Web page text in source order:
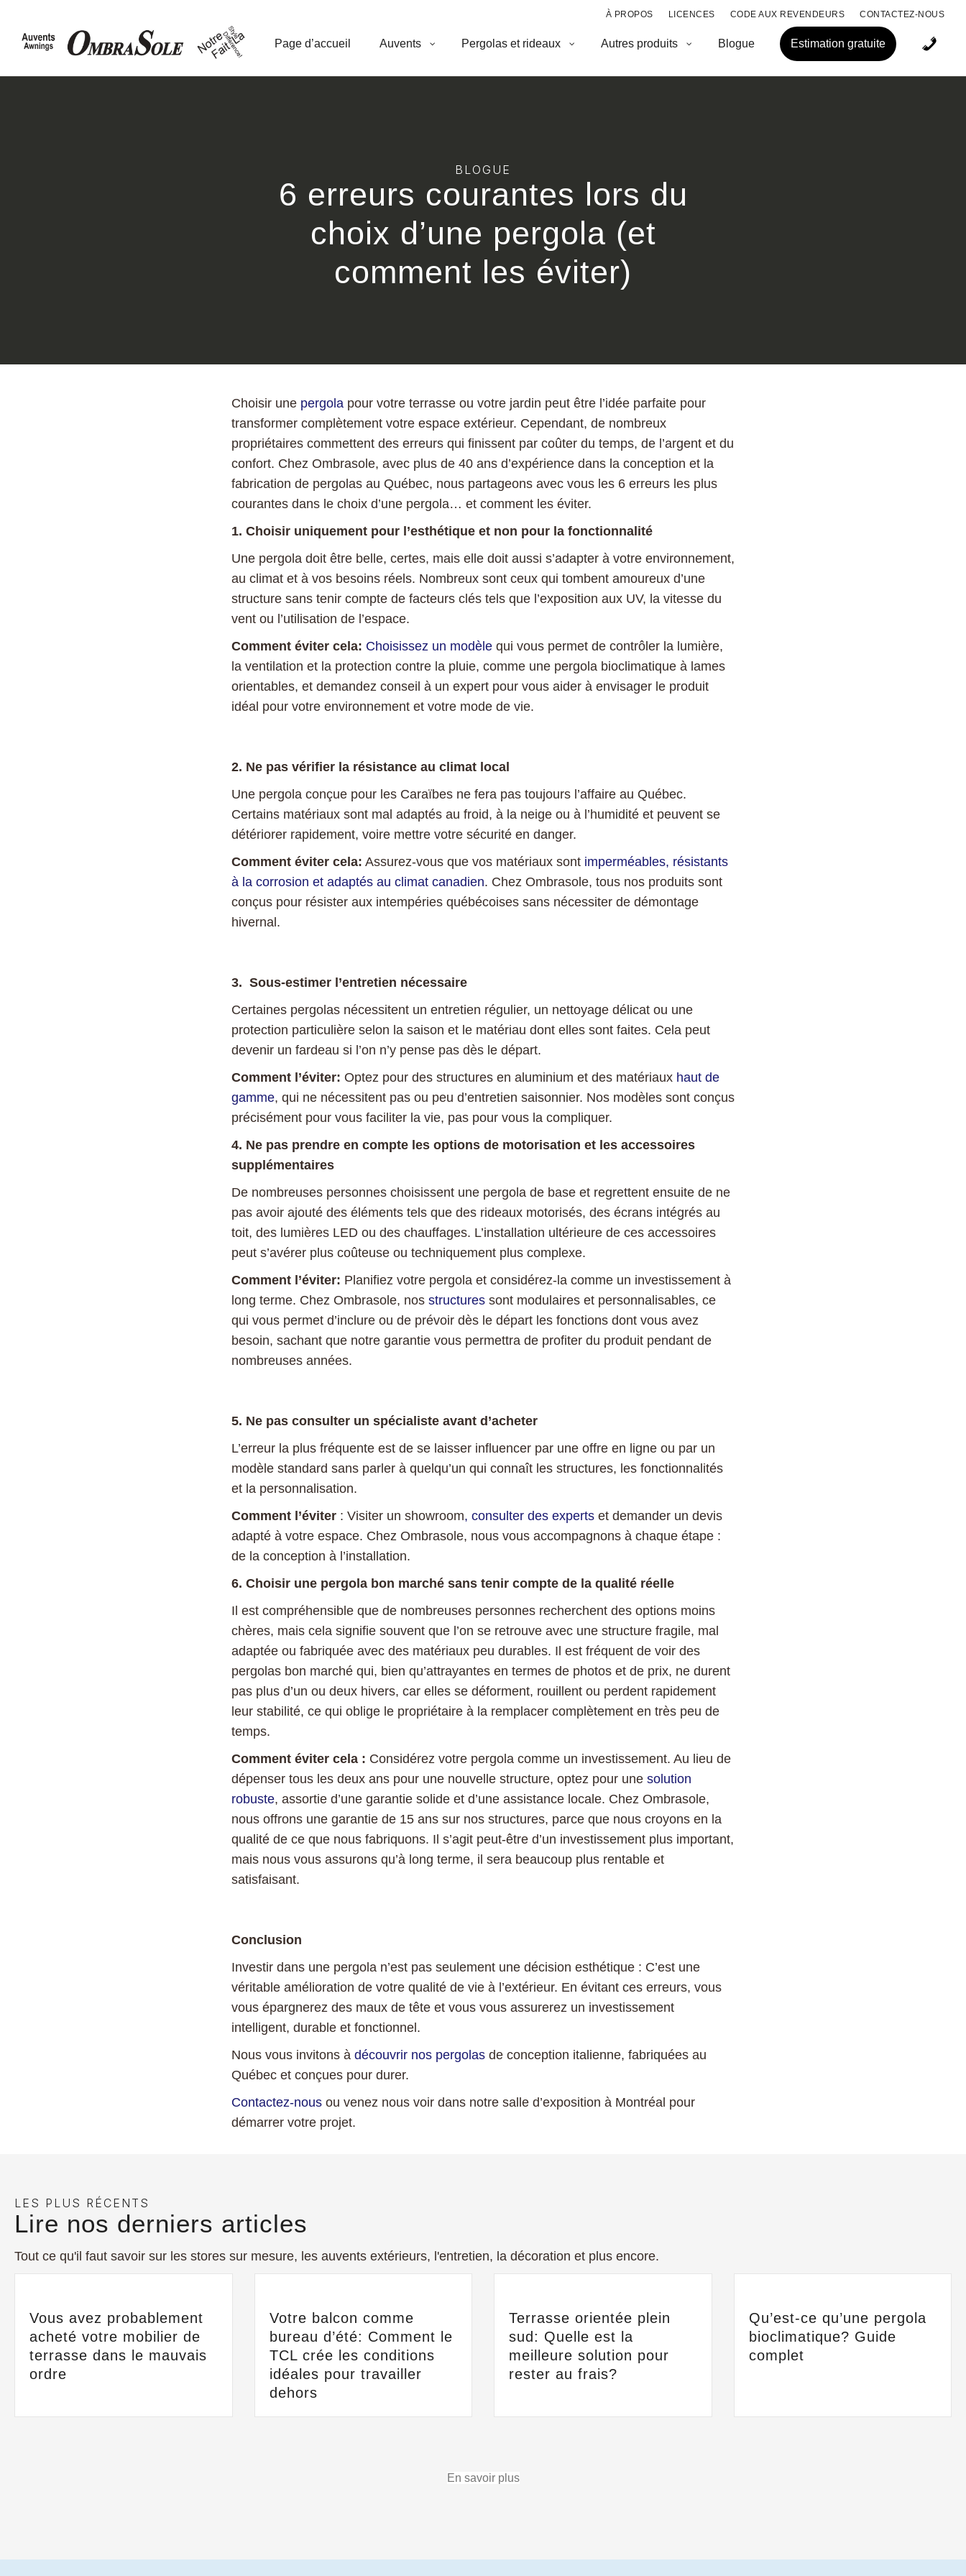
À PROPOS LICENCES CODE AUX REVENDEURS CONTACTEZ-NOUS
Page d’accueil Auvents Pergolas et rideaux Autres produits Blogue Estimation gratuite
BLOGUE
6 erreurs courantes lors du
choix d’une pergola (et
comment les éviter)
Choisir une pergola pour votre terrasse ou votre jardin peut être l’idée parfaite pour
transformer complètement votre espace extérieur. Cependant, de nombreux
propriétaires commettent des erreurs qui finissent par coûter du temps, de l’argent et du
confort. Chez Ombrasole, avec plus de 40 ans d’expérience dans la conception et la
fabrication de pergolas au Québec, nous partageons avec vous les 6 erreurs les plus
courantes dans le choix d’une pergola… et comment les éviter.
1. Choisir uniquement pour l’esthétique et non pour la fonctionnalité
Une pergola doit être belle, certes, mais elle doit aussi s’adapter à votre environnement,
au climat et à vos besoins réels. Nombreux sont ceux qui tombent amoureux d’une
structure sans tenir compte de facteurs clés tels que l’exposition aux UV, la vitesse du
vent ou l’utilisation de l’espace.
Comment éviter cela: Choisissez un modèle qui vous permet de contrôler la lumière,
la ventilation et la protection contre la pluie, comme une pergola bioclimatique à lames
orientables, et demandez conseil à un expert pour vous aider à envisager le produit
idéal pour votre environnement et votre mode de vie.
2. Ne pas vérifier la résistance au climat local
Une pergola conçue pour les Caraïbes ne fera pas toujours l’affaire au Québec.
Certains matériaux sont mal adaptés au froid, à la neige ou à l’humidité et peuvent se
détériorer rapidement, voire mettre votre sécurité en danger.
Comment éviter cela: Assurez-vous que vos matériaux sont imperméables, résistants
à la corrosion et adaptés au climat canadien. Chez Ombrasole, tous nos produits sont
conçus pour résister aux intempéries québécoises sans nécessiter de démontage
hivernal.
3. Sous-estimer l’entretien nécessaire
Certaines pergolas nécessitent un entretien régulier, un nettoyage délicat ou une
protection particulière selon la saison et le matériau dont elles sont faites. Cela peut
devenir un fardeau si l’on n’y pense pas dès le départ.
Comment l’éviter: Optez pour des structures en aluminium et des matériaux haut de
gamme, qui ne nécessitent pas ou peu d’entretien saisonnier. Nos modèles sont conçus
précisément pour vous faciliter la vie, pas pour vous la compliquer.
4. Ne pas prendre en compte les options de motorisation et les accessoires
supplémentaires
De nombreuses personnes choisissent une pergola de base et regrettent ensuite de ne
pas avoir ajouté des éléments tels que des rideaux motorisés, des écrans intégrés au
toit, des lumières LED ou des chauffages. L’installation ultérieure de ces accessoires
peut s’avérer plus coûteuse ou techniquement plus complexe.
Comment l’éviter: Planifiez votre pergola et considérez-la comme un investissement à
long terme. Chez Ombrasole, nos structures sont modulaires et personnalisables, ce
qui vous permet d’inclure ou de prévoir dès le départ les fonctions dont vous avez
besoin, sachant que notre garantie vous permettra de profiter du produit pendant de
nombreuses années.
5. Ne pas consulter un spécialiste avant d’acheter
L’erreur la plus fréquente est de se laisser influencer par une offre en ligne ou par un
modèle standard sans parler à quelqu’un qui connaît les structures, les fonctionnalités
et la personnalisation.
Comment l’éviter : Visiter un showroom, consulter des experts et demander un devis
adapté à votre espace. Chez Ombrasole, nous vous accompagnons à chaque étape :
de la conception à l’installation.
6. Choisir une pergola bon marché sans tenir compte de la qualité réelle
Il est compréhensible que de nombreuses personnes recherchent des options moins
chères, mais cela signifie souvent que l’on se retrouve avec une structure fragile, mal
adaptée ou fabriquée avec des matériaux peu durables. Il est fréquent de voir des
pergolas bon marché qui, bien qu’attrayantes en termes de photos et de prix, ne durent
pas plus d’un ou deux hivers, car elles se déforment, rouillent ou perdent rapidement
leur stabilité, ce qui oblige le propriétaire à la remplacer complètement en très peu de
temps.
Comment éviter cela : Considérez votre pergola comme un investissement. Au lieu de
dépenser tous les deux ans pour une nouvelle structure, optez pour une solution
robuste, assortie d’une garantie solide et d’une assistance locale. Chez Ombrasole,
nous offrons une garantie de 15 ans sur nos structures, parce que nous croyons en la
qualité de ce que nous fabriquons. Il s’agit peut-être d’un investissement plus important,
mais nous vous assurons qu’à long terme, il sera beaucoup plus rentable et
satisfaisant.
Conclusion
Investir dans une pergola n’est pas seulement une décision esthétique : C’est une
véritable amélioration de votre qualité de vie à l’extérieur. En évitant ces erreurs, vous
vous épargnerez des maux de tête et vous vous assurerez un investissement
intelligent, durable et fonctionnel.
Nous vous invitons à découvrir nos pergolas de conception italienne, fabriquées au
Québec et conçues pour durer.
Contactez-nous ou venez nous voir dans notre salle d’exposition à Montréal pour
démarrer votre projet.
LES PLUS RÉCENTS
Lire nos derniers articles
Tout ce qu'il faut savoir sur les stores sur mesure, les auvents extérieurs, l'entretien, la décoration et plus encore.
Vous avez probablement
acheté votre mobilier de
terrasse dans le mauvais
ordre
Votre balcon comme
bureau d’été: Comment le
TCL crée les conditions
idéales pour travailler
dehors
Terrasse orientée plein
sud: Quelle est la
meilleure solution pour
rester au frais?
Qu’est-ce qu’une pergola
bioclimatique? Guide
complet
En savoir plus